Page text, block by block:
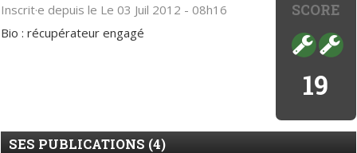
SCORE
19
Inscrit·e depuis le Le 03 Juil 2012 - 08h16
Bio : récupérateur engagé
SES PUBLICATIONS (4)